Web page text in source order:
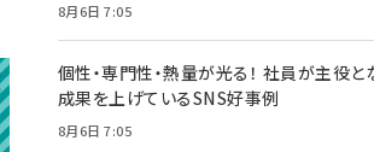
8月6日 7:05
個性・専門性・熱量が光る！ 社員が主役と
成果を上げているSNS好事例
8月6日 7:05